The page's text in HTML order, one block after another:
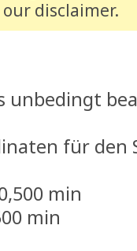
disclaimer.
unbedingt
für den
min
min